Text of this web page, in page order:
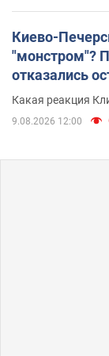
Киево-
"монстром"?
отказались
небоскреба
Какая реакция
9.08.2026 12:00